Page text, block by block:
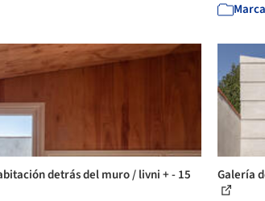
detrás del muro / livni + - 15 Galería